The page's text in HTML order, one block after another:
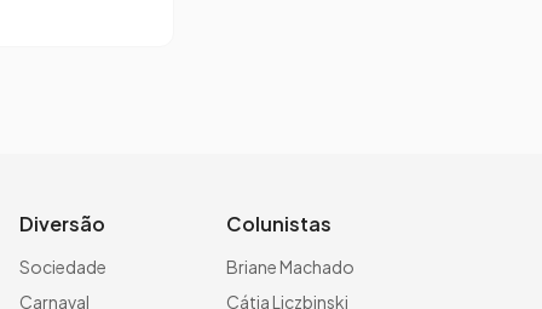
Diversão
Sociedade
Carnaval
Colunistas
Briane Machado
Cátia Liczbinski